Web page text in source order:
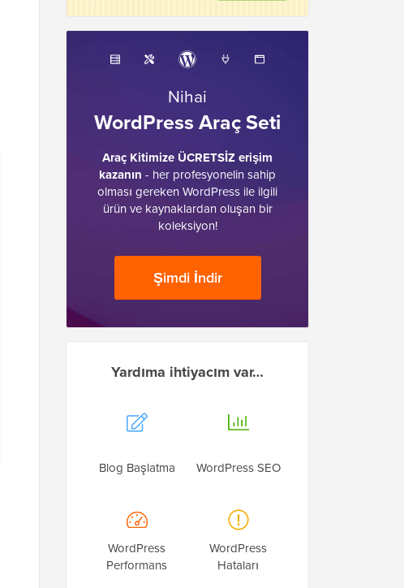
Nihai
WordPress Araç Seti
Araç Kitimize ÜCRETSİZ erişim
kazanın - her profesyonelin sahip
olması gereken WordPress ile ilgili
ürün ve kaynaklardan oluşan bir
koleksiyon!
Şimdi İndir
Yardıma ihtiyacım var…
Blog Başlatma WordPress SEO
WordPress
Performans
WordPress
Hataları